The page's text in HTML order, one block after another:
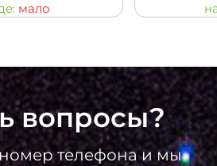
мало
вопросы?
номер телефона и мы